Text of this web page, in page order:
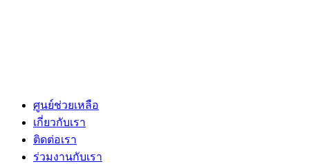
ศูนย์ช่วยเหลือ
เกี่ยวกับเรา
ติดต่อเรา
ร่วมงานกับเรา